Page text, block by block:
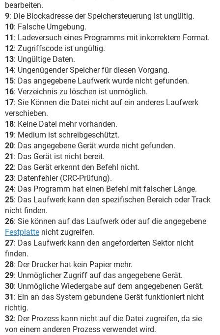
bearbeiten.
9: Die Blockadresse der Speichersteuerung ist ungültig.
10: Falsche Umgebung.
11: Ladeversuch eines Programms mit inkorrektem Format.
12: Zugriffscode ist ungültig.
13: Ungültige Daten.
14: Ungenügender Speicher für diesen Vorgang.
15: Das angegebene Laufwerk wurde nicht gefunden.
16: Verzeichnis zu löschen ist unmöglich.
17: Sie Können die Datei nicht auf ein anderes Laufwerk
verschieben.
18: Keine Datei mehr vorhanden.
19: Medium ist schreibgeschützt.
20: Das angegebene Gerät wurde nicht gefunden.
21: Das Gerät ist nicht bereit.
22: Das Gerät erkennt den Befehl nicht.
23: Datenfehler (CRC-Prüfung).
24: Das Programm hat einen Befehl mit falscher Länge.
25: Das Laufwerk kann den spezifischen Bereich oder Track
nicht finden.
26: Sie können auf das Laufwerk oder auf die angegebene
Festplatte nicht zugreifen.
27: Das Laufwerk kann den angeforderten Sektor nicht
finden.
28: Der Drucker hat kein Papier mehr.
29: Unmöglicher Zugriff auf das angegebene Gerät.
30: Unmögliche Wiedergabe auf dem angegebenen Gerät.
31: Ein an das System gebundene Gerät funktioniert nicht
richtig.
32: Der Prozess kann nicht auf die Datei zugreifen, da sie
von einem anderen Prozess verwendet wird.